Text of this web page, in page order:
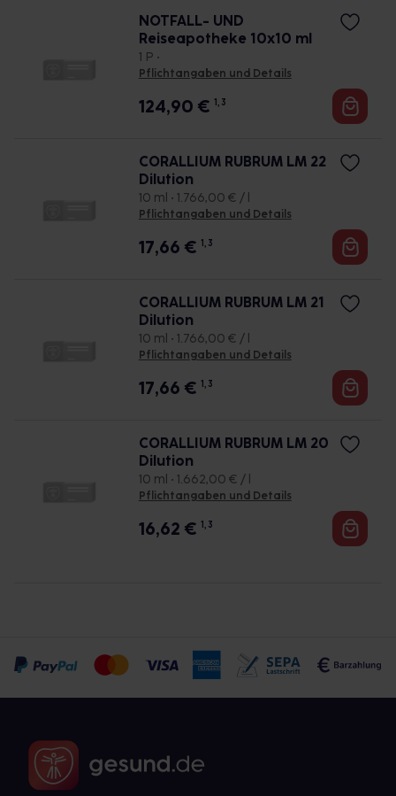
NOTFALL- UND
Reiseapotheke 10x10 ml
1 P •
Pflichtangaben und Details
124,90 € 1, 3
CORALLIUM RUBRUM LM 22
Dilution
10 ml • 1.766,00 € / l
Pflichtangaben und Details
17,66 € 1, 3
CORALLIUM RUBRUM LM 21
Dilution
10 ml • 1.766,00 € / l
Pflichtangaben und Details
17,66 € 1, 3
CORALLIUM RUBRUM LM 20
Dilution
10 ml • 1.662,00 € / l
Pflichtangaben und Details
16,62 € 1, 3